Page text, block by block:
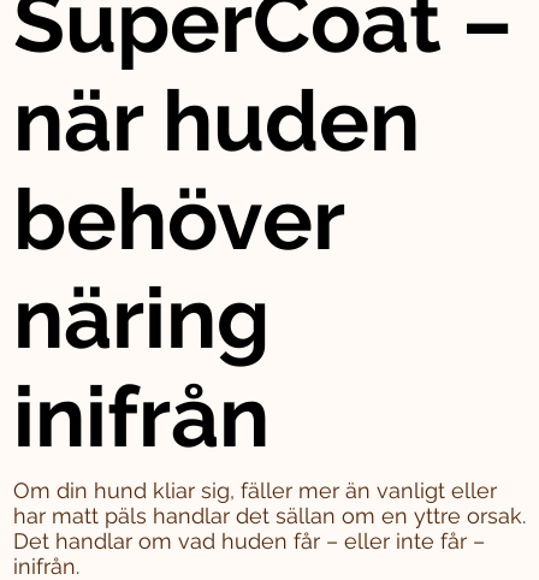
SuperCoat –
när huden
behöver
näring
inifrån
Om din hund kliar sig, fäller mer än vanligt eller
har matt päls handlar det sällan om en yttre orsak.
Det handlar om vad huden får – eller inte får –
inifrån.